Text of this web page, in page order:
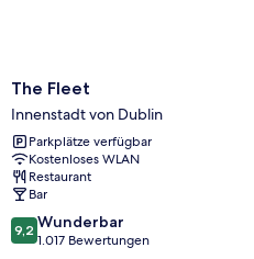
The
Fleet
Innenstadt
von
Dublin
The Fleet
Innenstadt von Dublin
Parkplätze verfügbar
Kostenloses WLAN
Restaurant
Bar
9.2
von
9,2 Wunderbar
1.017 Bewertungen